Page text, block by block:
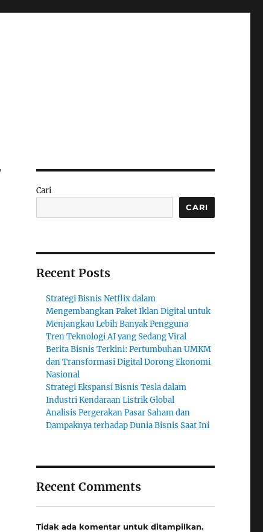
Cari
CARI
Recent Posts
Strategi Bisnis Netflix dalam
Mengembangkan Paket Iklan Digital untuk
Menjangkau Lebih Banyak Pengguna
Tren Teknologi AI yang Sedang Viral
Berita Bisnis Terkini: Pertumbuhan UMKM
dan Transformasi Digital Dorong Ekonomi
Nasional
Strategi Ekspansi Bisnis Tesla dalam
Industri Kendaraan Listrik Global
Analisis Pergerakan Pasar Saham dan
Dampaknya terhadap Dunia Bisnis Saat Ini
Recent Comments
Tidak ada komentar untuk ditampilkan.